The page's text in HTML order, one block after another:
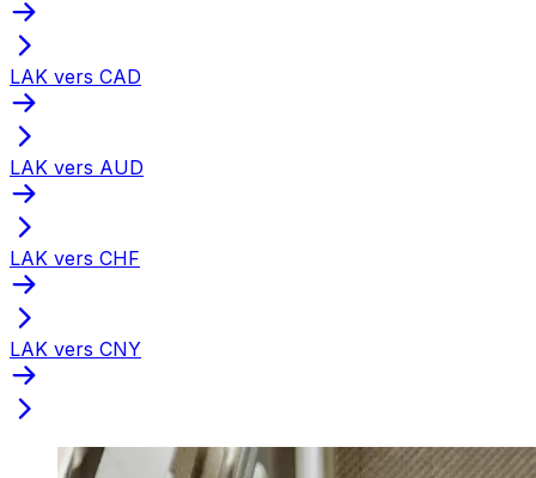
LAK vers CAD
LAK vers AUD
LAK vers CHF
LAK vers CNY